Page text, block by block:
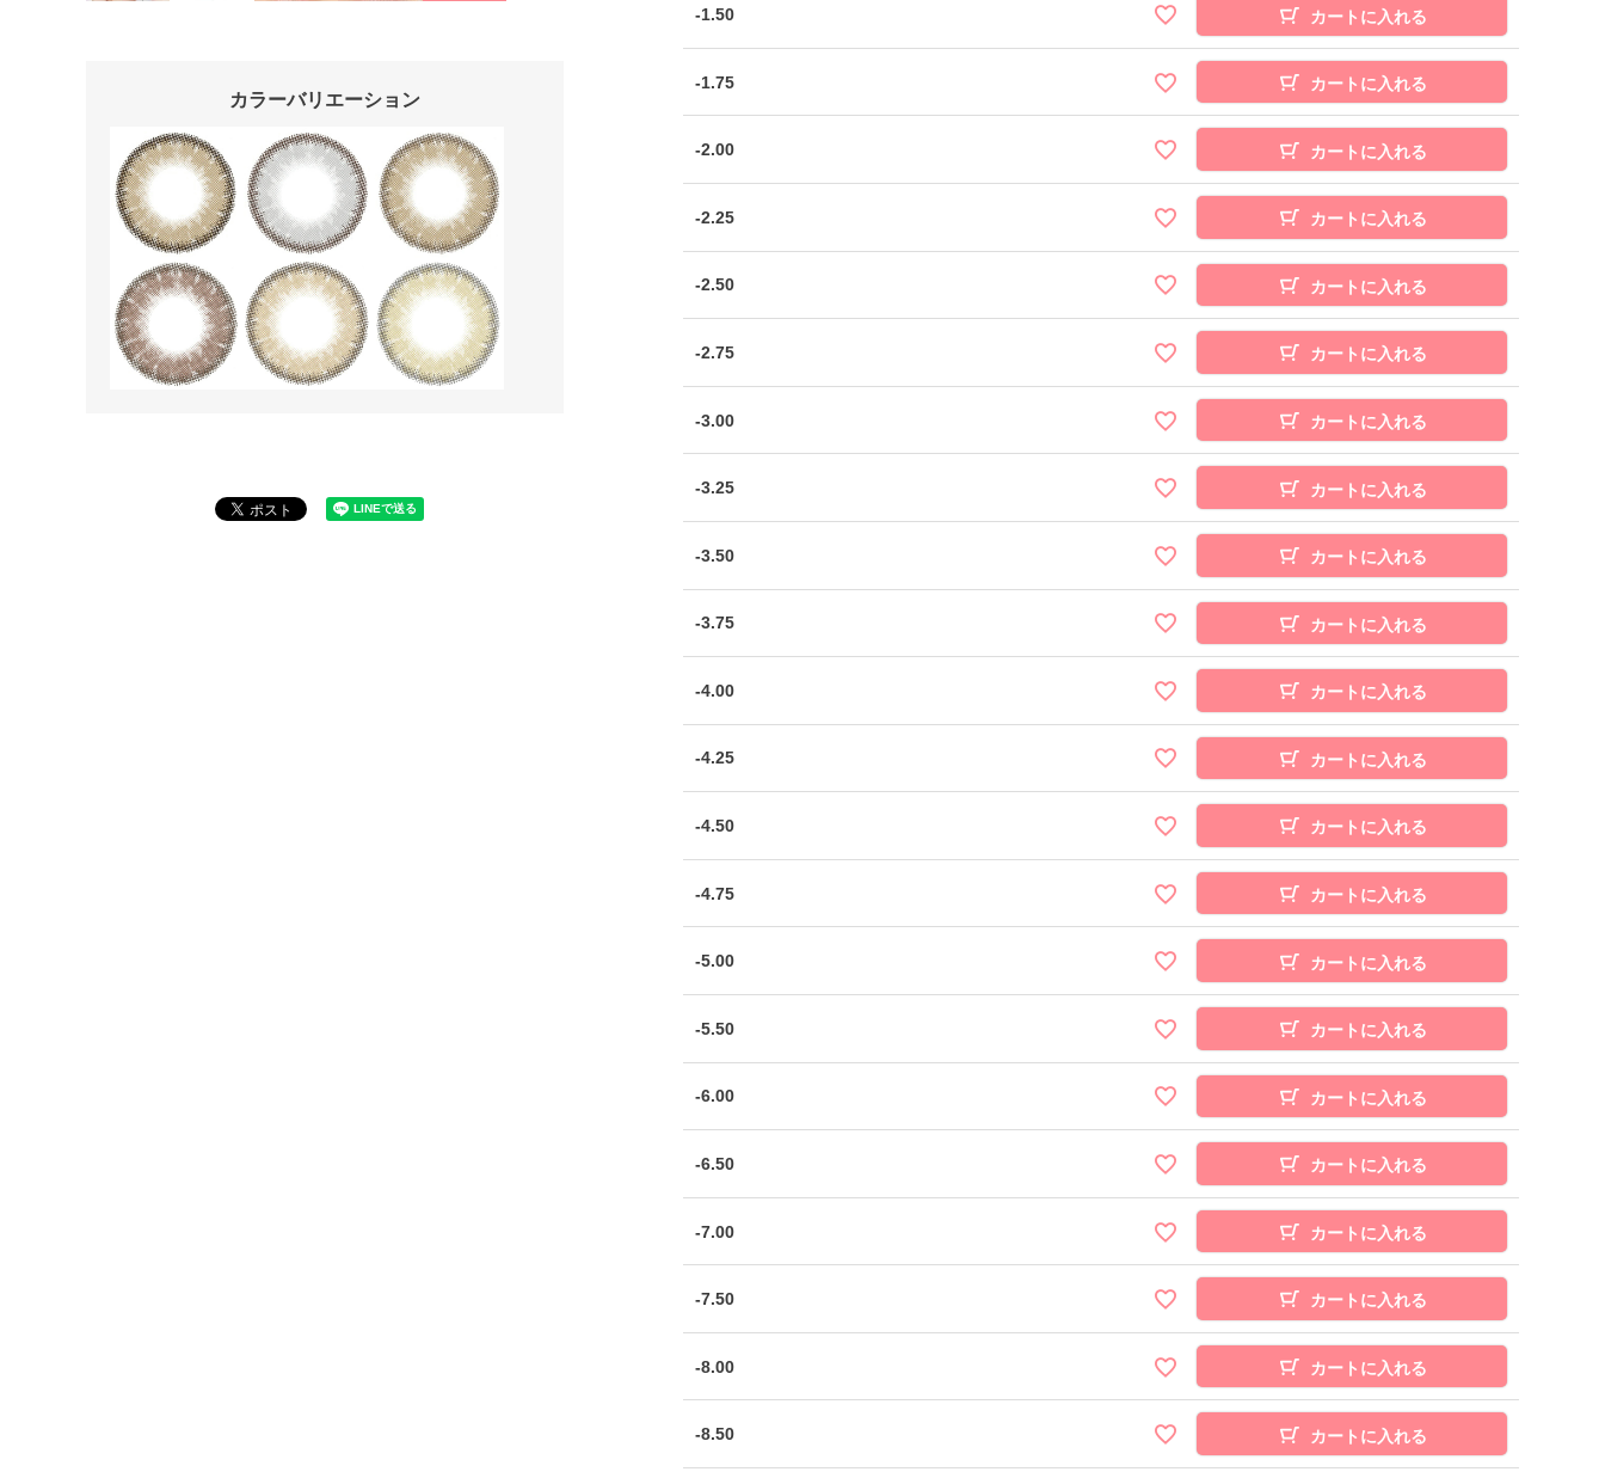
カラーバリエーション
-1.50 カートに入れる
-1.75 カートに入れる
-2.00 カートに入れる
-2.25 カートに入れる
-2.50 カートに入れる
-2.75 カートに入れる
-3.00 カートに入れる
-3.25 カートに入れる
-3.50 カートに入れる
-3.75 カートに入れる
-4.00 カートに入れる
-4.25 カートに入れる
-4.50 カートに入れる
-4.75 カートに入れる
-5.00 カートに入れる
-5.50 カートに入れる
-6.00 カートに入れる
-6.50 カートに入れる
-7.00 カートに入れる
-7.50 カートに入れる
-8.00 カートに入れる
-8.50 カートに入れる